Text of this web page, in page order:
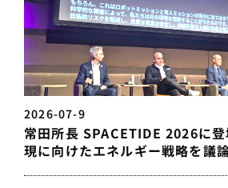
2026-07-9
常田所長 SPACETIDE 2026に
現に向けたエネルギー戦略を議